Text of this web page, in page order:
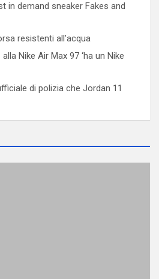
in demand sneaker Fakes and
resistenti all’acqua
Nike Air Max 97 ‘ha un Nike
di polizia che Jordan 11